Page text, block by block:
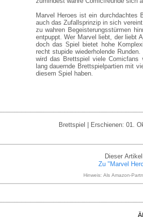
Marvel Heroes ist ein durchdachtes
auch das Zufallsprinzip in sich
zu wahren Begeisterungsstürmen
entpuppt. Wer Marvel liebt, der liebt
doch das Spiel bietet hohe
recht stupide wiederholende
wird das Brettspiel viele Comicfans
lang dauernde Brettspielpartien mit
diesem Spiel haben.
Brettspiel | Erschienen: 01.
Dieser
Zu "Marvel
Hinweis: Als Amazon-